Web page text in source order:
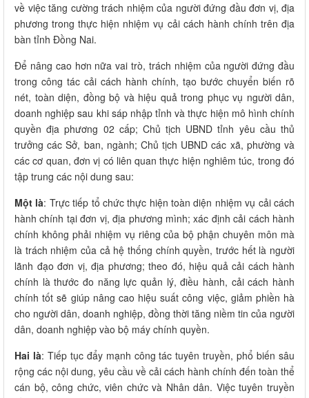
về việc tăng cường trách nhiệm của người đứng đầu đơn vị, địa
phương trong thực hiện nhiệm vụ cải cách hành chính trên địa
bàn tỉnh Đồng Nai.
Để nâng cao hơn nữa vai trò, trách nhiệm của người đứng đầu
trong công tác cải cách hành chính, tạo bước chuyển biến rõ
nét, toàn diện, đồng bộ và hiệu quả trong phục vụ người dân,
doanh nghiệp sau khi sáp nhập tỉnh và thực hiện mô hình chính
quyền địa phương 02 cấp; Chủ tịch UBND tỉnh yêu cầu thủ
trưởng các Sở, ban, ngành; Chủ tịch UBND các xã, phường và
các cơ quan, đơn vị có liên quan thực hiện nghiêm túc, trong đó
tập trung các nội dung sau:
Một là: Trực tiếp tổ chức thực hiện toàn diện nhiệm vụ cải cách
hành chính tại đơn vị, địa phương mình; xác định cải cách hành
chính không phải nhiệm vụ riêng của bộ phận chuyên môn mà
là trách nhiệm của cả hệ thống chính quyền, trước hết là người
lãnh đạo đơn vị, địa phương; theo đó, hiệu quả cải cách hành
chính là thước đo năng lực quản lý, điều hành, cải cách hành
chính tốt sẽ giúp nâng cao hiệu suất công việc, giảm phiền hà
cho người dân, doanh nghiệp, đồng thời tăng niềm tin của người
dân, doanh nghiệp vào bộ máy chính quyền.
Hai là: Tiếp tục đẩy mạnh công tác tuyên truyền, phổ biến sâu
rộng các nội dung, yêu cầu về cải cách hành chính đến toàn thể
cán bộ, công chức, viên chức và Nhân dân. Việc tuyên truyền